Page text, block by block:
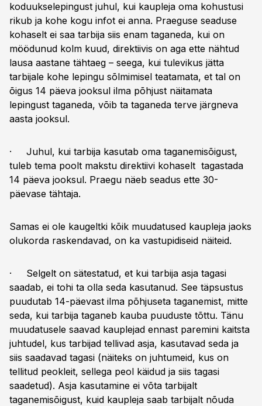
koduukselepingust juhul, kui kaupleja oma kohustusi
rikub ja kohe kogu infot ei anna. Praeguse seaduse
kohaselt ei saa tarbija siis enam taganeda, kui on
möödunud kolm kuud, direktiivis on aga ette nähtud
lausa aastane tähtaeg – seega, kui tulevikus jätta
tarbijale kohe lepingu sõlmimisel teatamata, et tal on
õigus 14 päeva jooksul ilma põhjust näitamata
lepingust taganeda, võib ta taganeda terve järgneva
aasta jooksul.
· Juhul, kui tarbija kasutab oma taganemisõigust,
tuleb tema poolt makstu direktiivi kohaselt tagastada
14 päeva jooksul. Praegu näeb seadus ette 30-
päevase tähtaja.
Samas ei ole kaugeltki kõik muudatused kaupleja jaoks
olukorda raskendavad, on ka vastupidiseid näiteid.
· Selgelt on sätestatud, et kui tarbija asja tagasi
saadab, ei tohi ta olla seda kasutanud. See täpsustus
puudutab 14-päevast ilma põhjuseta taganemist, mitte
seda, kui tarbija taganeb kauba puuduste tõttu. Tänu
muudatusele saavad kauplejad ennast paremini kaitsta
juhtudel, kus tarbijad tellivad asja, kasutavad seda ja
siis saadavad tagasi (näiteks on juhtumeid, kus on
tellitud peokleit, sellega peol käidud ja siis tagasi
saadetud). Asja kasutamine ei võta tarbijalt
taganemisõigust, kuid kaupleja saab tarbijalt nõuda